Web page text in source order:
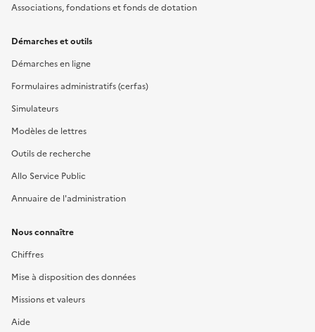
Associations, fondations et fonds de dotation
Démarches et outils
Démarches en ligne
Formulaires administratifs (cerfas)
Simulateurs
Modèles de lettres
Outils de recherche
Allo Service Public
Annuaire de l'administration
Nous connaître
Chiffres
Mise à disposition des données
Missions et valeurs
Aide